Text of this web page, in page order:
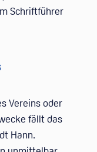
Schriftführer
Vereins oder
fällt das
Hann.